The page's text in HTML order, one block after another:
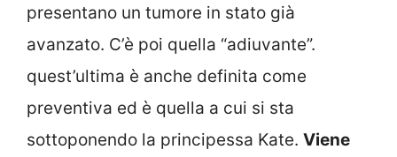
presentano un tumore in stato già
avanzato. C’è poi quella “adiuvante”.
quest’ultima è anche definita come
preventiva ed è quella a cui si sta
sottoponendo la principessa Kate. Viene